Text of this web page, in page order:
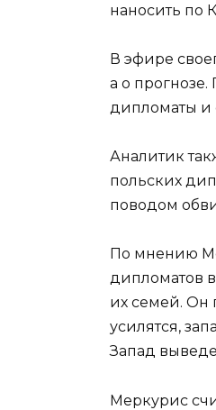
наносить по
В эфире
а о
дипломаты и
Аналитик
польских
поводом
По мнению
дипломатов
их семей. Он
усилятся,
Запад
Меркурис